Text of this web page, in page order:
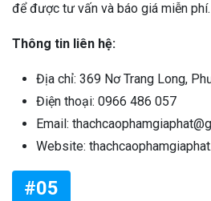
để được tư vấn và báo giá miễn phí.
Thông tin liên hệ:
Địa chỉ: 369 Nơ Trang Long,
Điện thoại: 0966 486 057
Email:
Website:
#05